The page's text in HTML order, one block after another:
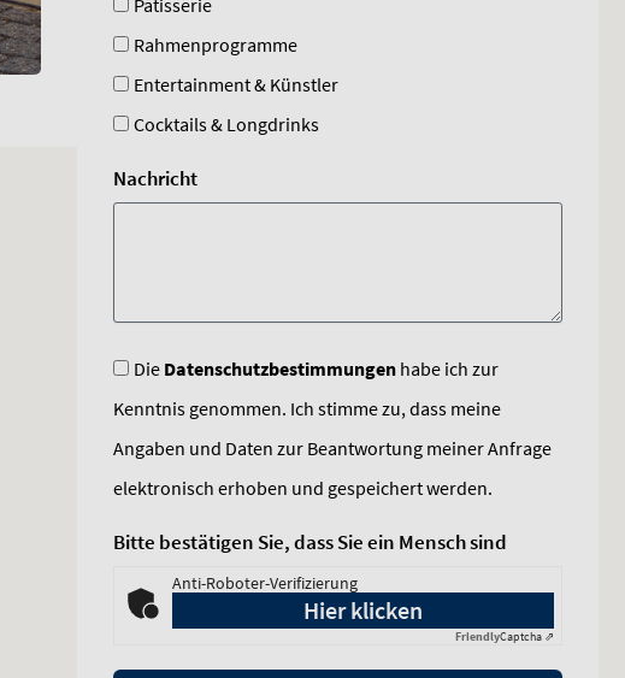
Pâtisserie
Rahmenprogramme
Entertainment & Künstler
Cocktails & Longdrinks
Nachricht
Die Datenschutzbestimmungenhabe ich zur
Kenntnis genommen. Ich stimme zu, dass meine
Angaben und Daten zur Beantwortung meiner Anfrage
elektronisch erhoben und gespeichert werden.
Bitte bestätigen Sie, dass Sie ein Mensch sind
Anti-Roboter-Verifizierung
Hier klicken
FriendlyCaptcha ⇗